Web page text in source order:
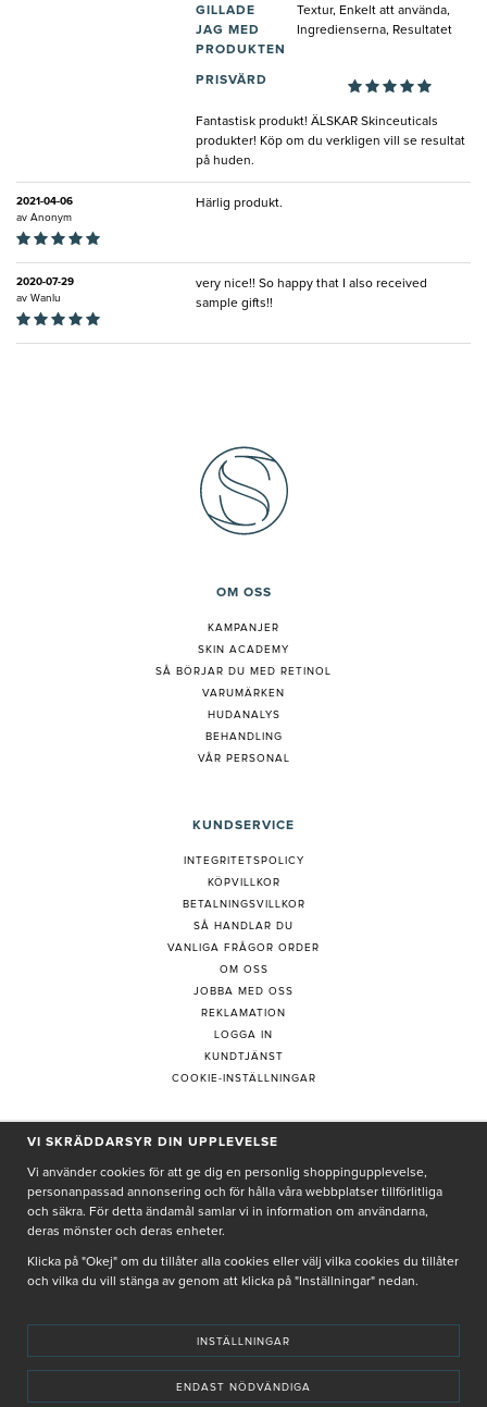
GILLADE
JAG MED
PRODUKTEN
Textur, Enkelt att använda,
Ingredienserna, Resultatet
PRISVÄRD
Fantastisk produkt! ÄLSKAR Skinceuticals
produkter! Köp om du verkligen vill se resultat
på huden.
2021-04-06
av Anonym
Härlig produkt.
2020-07-29
av Wanlu
very nice!! So happy that I also received
sample gifts!!
OM OSS
KAMPANJER
SKIN ACADEMY
SÅ BÖRJAR DU MED RETINOL
VARUMÄRKEN
HUDANALYS
BEHANDLING
VÅR PERSONAL
KUNDSERVICE
INTEGRITETSPOLICY
KÖPVILLKOR
BETALNINGSVILLKOR
SÅ HANDLAR DU
VANLIGA FRÅGOR ORDER
OM OSS
JOBBA MED OSS
REKLAMATION
LOGGA IN
KUNDTJÄNST
COOKIE-INSTÄLLNINGAR
PRENUMERERA PÅ NYHETSBREV
Genom att ge min e-post, accepterar jag Seth och Sallyintegritetspolicy
De uppgifter du matar in kommer endast användas till våra nyhetsbrev.
VI SKRÄDDARSYR DIN UPPLEVELSE
Vi använder cookies för att ge dig en personlig shoppingupplevelse,
personanpassad annonsering och för hålla våra webbplatser tillförlitliga
och säkra. För detta ändamål samlar vi in information om användarna,
deras mönster och deras enheter.
Klicka på "Okej" om du tillåter alla cookies eller välj vilka cookies du tillåter
och vilka du vill stänga av genom att klicka på "Inställningar" nedan.
INSTÄLLNINGAR
ENDAST NÖDVÄNDIGA